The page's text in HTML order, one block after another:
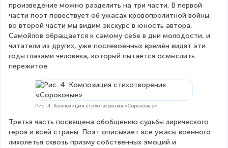
произведение можно разделить на три части. В первой
части поэт повествует об ужасах кровопролитной войны,
во второй части мы видим экскурс в юность автора,
Самойлов обращается к самому себе в дни молодости, и
читатели из других, уже послевоенных времён видят эти
годы глазами человека, который пытается осмыслить
пережитое.
Рис. 4. Композиция стихотворения «Сороковые»
Третья часть посвящена обобщению судьбы лирического
героя и всей страны. Поэт описывает все ужасы военного
лихолетья сквозь призму собственных эмоций и